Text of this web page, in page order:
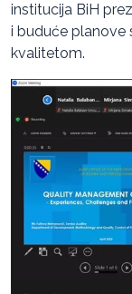
institucija BiH
i buduće planove
kvalitetom.